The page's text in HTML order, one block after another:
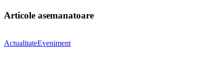
Articole asemanatoare
ActualitateEveniment